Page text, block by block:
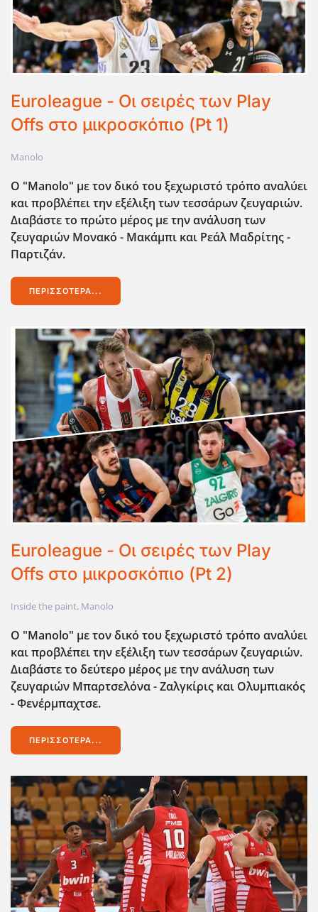
Euroleague - Οι σειρές των Play
Offs στο μικροσκόπιο (Pt 1)
Manolo
Ο "Manolo" με τον δικό του ξεχωριστό τρόπο αναλύει
και προβλέπει την εξέλιξη των τεσσάρων ζευγαριών.
Διαβάστε το πρώτο μέρος με την ανάλυση των
ζευγαριών Μονακό - Μακάμπι και Ρεάλ Μαδρίτης -
Παρτιζάν.
ΠΕΡΙΣΣΌΤΕΡΑ...
Euroleague - Οι σειρές των Play
Offs στο μικροσκόπιο (Pt 2)
Inside the paint, Manolo
Ο "Manolo" με τον δικό του ξεχωριστό τρόπο αναλύει
και προβλέπει την εξέλιξη των τεσσάρων ζευγαριών.
Διαβάστε το δεύτερο μέρος με την ανάλυση των
ζευγαριών Μπαρτσελόνα - Ζαλγκίρις και Ολυμπιακός
- Φενέρμπαχτσε.
ΠΕΡΙΣΣΌΤΕΡΑ...